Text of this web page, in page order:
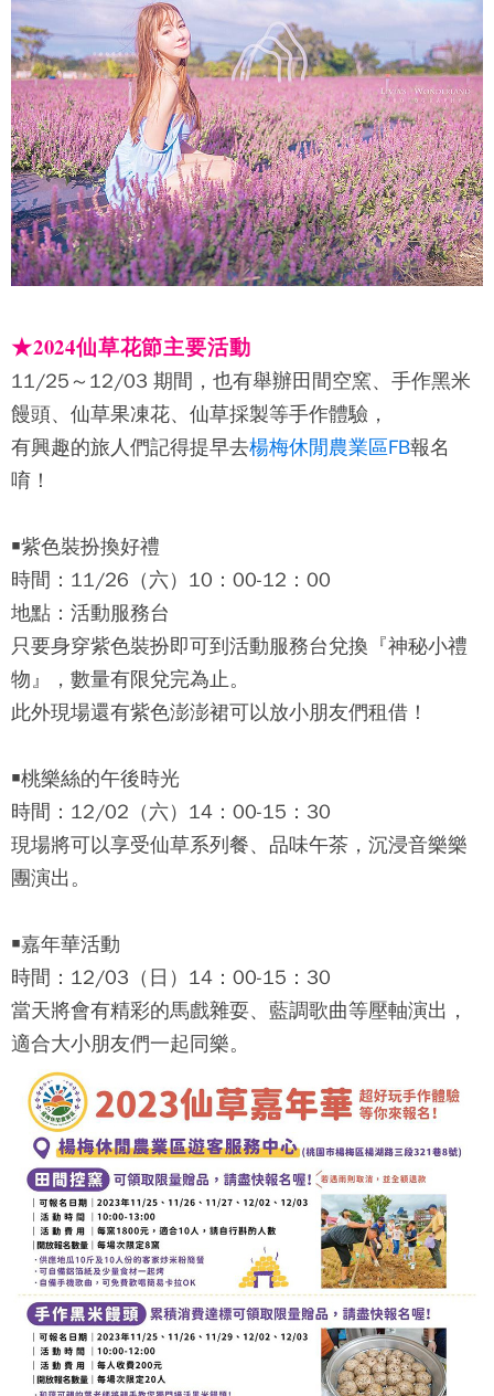
★2024仙草花節主要活動
11/25～12/03 期間，也有舉辦田間空窯、手作黑米
饅頭、仙草果凍花、仙草採製等手作體驗，
有興趣的旅人們記得提早去楊梅休閒農業區FB報名
唷！
￭紫色裝扮換好禮
時間：11/26（六）10：00-12：00
地點：活動服務台
只要身穿紫色裝扮即可到活動服務台兌換『神秘小禮
物』，數量有限兌完為止。
此外現場還有紫色澎澎裙可以放小朋友們租借！
￭桃樂絲的午後時光
時間：12/02（六）14：00-15：30
現場將可以享受仙草系列餐、品味午茶，沉浸音樂樂
團演出。
￭嘉年華活動
時間：12/03（日）14：00-15：30
當天將會有精彩的馬戲雜耍、藍調歌曲等壓軸演出，
適合大小朋友們一起同樂。